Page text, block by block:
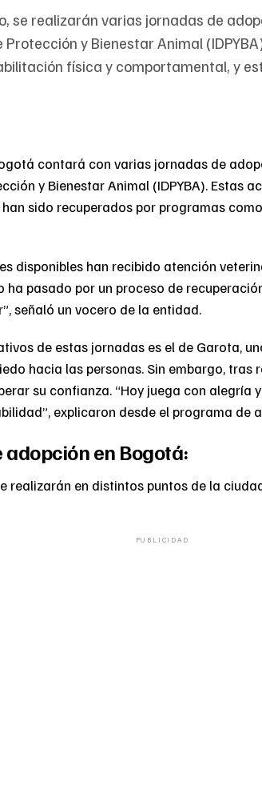
se realizarán varias jornadas de
y Bienestar Animal
física y comportamental, y
contará con varias jornadas de
y Bienestar Animal (IDPYBA). Estas
sido recuperados por programas
disponibles han recibido atención
ha pasado por un proceso de
señaló un vocero de la entidad.
de estas jornadas es el de Garota,
hacia las personas. Sin embargo, tras
su confianza. “Hoy juega con
explicaron desde el programa de
adopción en Bogotá:
realizarán en distintos puntos de la
PUBLICIDAD